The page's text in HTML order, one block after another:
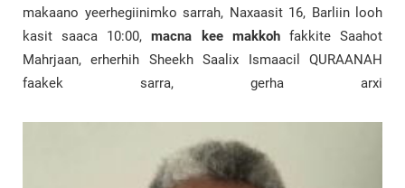
makaano yeerhegiinimko sarrah, Naxaasit 16, Barliin looh
kasit saaca 10:00,macna kee makkohfakkite Saahot
Mahrjaan, erherhih Sheekh Saalix Ismaacil QURAANAH
faakek sarra, gerha arxi